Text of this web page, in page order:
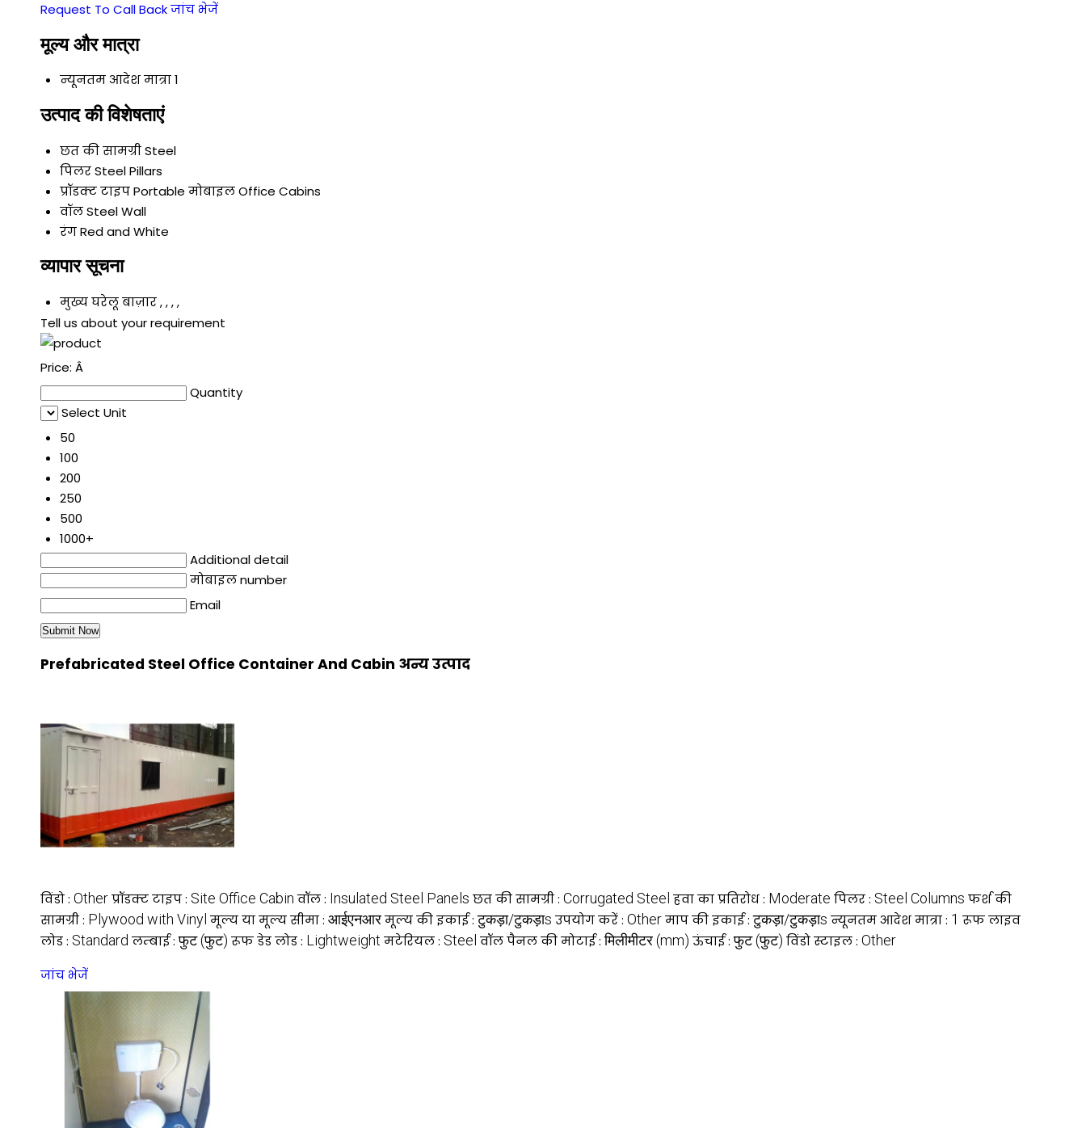
Request To Call Backजांच भेजें
मूल्य और मात्रा
न्यूनतम आदेश मात्रा1
उत्पाद की विशेषताएं
छत की सामग्रीSteel
पिलरSteel Pillars
प्रॉडक्ट टाइपPortable मोबाइल Office Cabins
वॉलSteel Wall
रंगRed and White
व्यापार सूचना
मुख्य घरेलू बाज़ार, , , ,
Tell us about your requirement
Price: Â
Quantity
Select Unit
50
100
200
250
500
1000+
Additional detail
मोबाइल number
Email
Prefabricated Steel Office Container And Cabin अन्य उत्पाद
विंडो : Otherप्रॉडक्ट टाइप : Site Office Cabin वॉल : Insulated Steel Panels छत की सामग्री : Corrugated Steel हवा का प्रतिरोध : Moderate पिलर : Steel Columns फर्श की
सामग्री : Plywood with Vinyl मूल्य या मूल्य सीमा : आईएनआरमूल्य की इकाई :टुकड़ा/टुकड़ाs उपयोग करें : Otherमाप की इकाई :टुकड़ा/टुकड़ाs न्यूनतम आदेश मात्रा : 1 रूफ लाइव
लोड : Standard लम्बाई :फुट (फुट) रूफ डेड लोड : Lightweight मटेरियल : Steel वॉल पैनल की मोटाई :मिलीमीटर (mm) ऊंचाई :फुट (फुट) विंडो स्टाइल : Other
जांच भेजें